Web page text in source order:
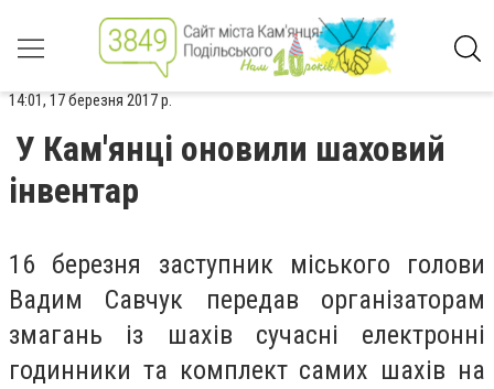
14:01, 17 березня 2017 р.
У Кам'янці оновили шаховий
інвентар
16 березня заступник міського голови
Вадим Савчук передав організаторам
змагань із шахів сучасні електронні
годинники та комплект самих шахів на